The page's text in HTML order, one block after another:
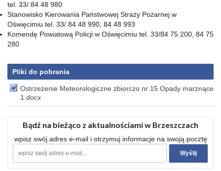
tel. 33/ 84 48 980
Stanowisko Kierowania Państwowej Straży Pożarnej w
Oświęcimiu tel. 33/ 84 48 990, 84 48 993
Komendę Powiatową Policji w Oświęcimiu tel. 33/84 75 200, 84 75
280
Pliki do pobrania
Ostrzeżenie Meteorologiczne zbiorczo nr 15 Opady marznące
1.docx
Bądź na bieżąco z aktualnościami w Brzeszczach
wpisz swój adres e-mail i otrzymuj informacje na swoją pocztę